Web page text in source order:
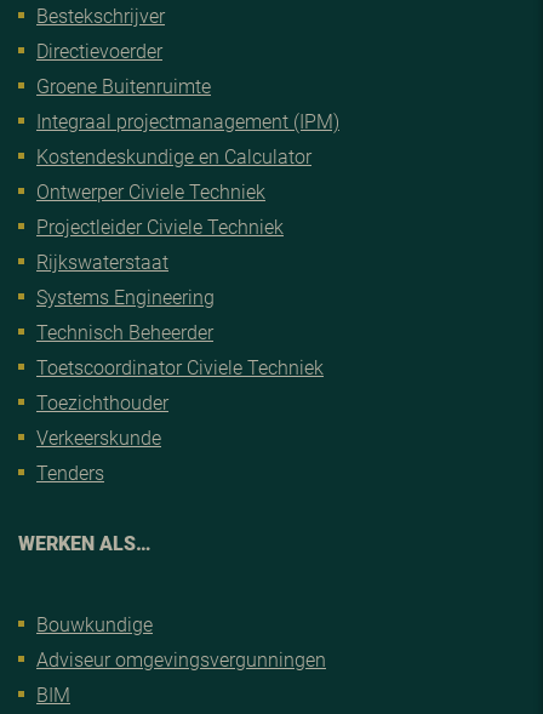
Bestekschrijver
Directievoerder
Groene Buitenruimte
Integraal projectmanagement (IPM)
Kostendeskundige en Calculator
Ontwerper Civiele Techniek
Projectleider Civiele Techniek
Rijkswaterstaat
Systems Engineering
Technisch Beheerder
Toetscoordinator Civiele Techniek
Toezichthouder
Verkeerskunde
Tenders
WERKEN ALS…
Bouwkundige
Adviseur omgevingsvergunningen
BIM